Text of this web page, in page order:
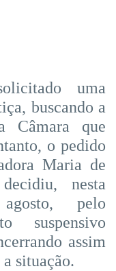
uma
buscando a
Câmara que
o pedido
Maria de
nesta
pelo
suspensivo
assim
a situação.